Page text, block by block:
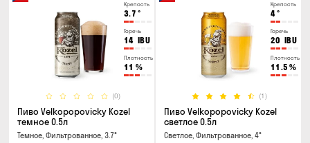
Крепость
3.7 °
Горечь
14 IBU
Плотность
11 %
(0)
Пиво Velkopopovicky Kozel
темное 0.5л
Темное, Фильтрованное, 3.7°
Крепость
4°
Горечь
20 IBU
Плотность
11.5 %
(1)
Пиво Velkopopovicky Kozel
светлое 0.5л
Светлое, Фильтрованное, 4°